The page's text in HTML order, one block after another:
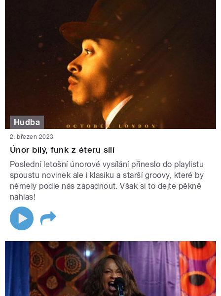
Hudba
2. březen 2023
Únor bílý, funk z éteru sílí
Poslední letošní únorové vysílání přineslo do playlistu
spoustu novinek ale i klasiku a starší groovy, které by
němely podle nás zapadnout. Však si to dejte pěkně
nahlas!